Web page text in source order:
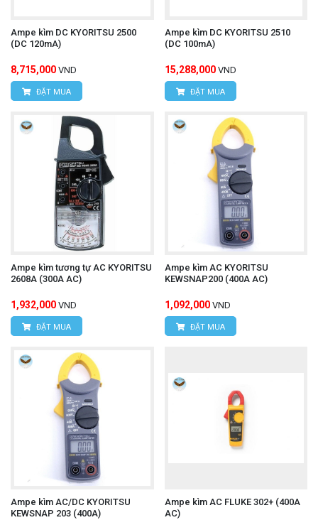
Ampe kìm DC KYORITSU 2500
(DC 120mA)
8,715,000 VND
ĐẶT MUA
Ampe kìm DC KYORITSU 2510
(DC 100mA)
15,288,000 VND
ĐẶT MUA
Ampe kìm tương tự AC KYORITSU
2608A (300A AC)
1,932,000 VND
ĐẶT MUA
Ampe kìm AC KYORITSU
KEWSNAP200 (400A AC)
1,092,000 VND
ĐẶT MUA
Ampe kìm AC/DC KYORITSU
KEWSNAP 203 (400A)
Ampe kìm AC FLUKE 302+ (400A
AC)